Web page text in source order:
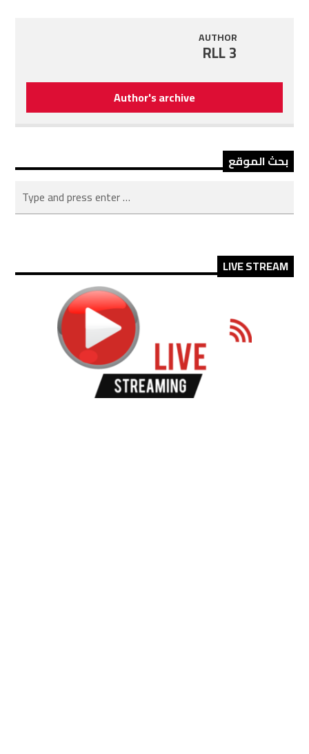
AUTHOR
RLL 3
Author's archive
بحث الموقع
LIVE STREAM